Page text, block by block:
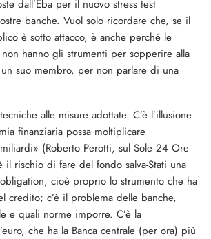
dall’Eba per il nuovo stress test
banche. Vuol solo ricordare che, se il
è sotto attacco, è anche perché le
hanno gli strumenti per sopperire alla
suo membro, per non parlare di una
alle misure adottate. C’è l’illusione
finanziaria possa moltiplicare
(Roberto Perotti, sul Sole 24 Ore
il rischio di fare del fondo salva-Stati una
cioè proprio lo strumento che ha
credito; c’è il problema delle banche,
e quali norme imporre. C’è la
che ha la Banca centrale (per ora) più